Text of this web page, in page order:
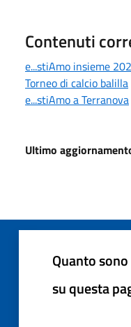
Contenuti
e...stiAmo insieme
Torneo di calcio balilla
e...stiAmo a Terranova
Ultimo
Quanto
su questa